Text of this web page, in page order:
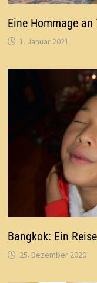
Eine Hommage
1. Januar 2021
Bangkok: Ein
25. Dezember 2020